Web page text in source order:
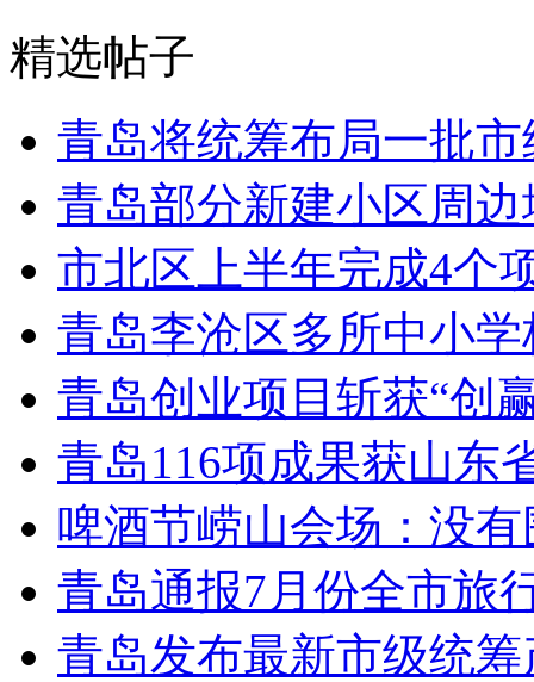
精选帖子
青岛将统筹布局一批市
青岛部分新建小区周
市北区上半年完成4个
青岛李沧区多所中小
青岛创业项目斩获“创
青岛116项成果获山东
啤酒节崂山会场：没有
青岛通报7月份全市旅
青岛发布最新市级统